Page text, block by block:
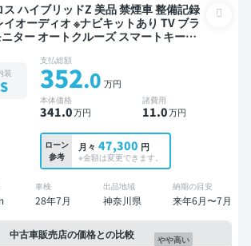
ッドZ 美品 禁煙車 整備記録
オーディオ ※ナビキットあり TV ブラ
ター オートクルーズ スマートキー
装
S
支払総額
352.0 万円
本体価格
341.0万円
諸費用
11.0万円
ローン
参考
月々 47,300 円
※金額は変更できます。
車検
28年7月
出品地域
神奈川県
納期の目安
来年6月〜7月
中古車販売店の価格との比較 やや高い